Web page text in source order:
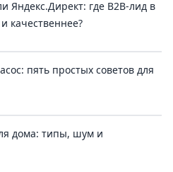
Яндекс.Директ: где B2B-лид в
качественнее?
пять простых советов для
дома: типы, шум и